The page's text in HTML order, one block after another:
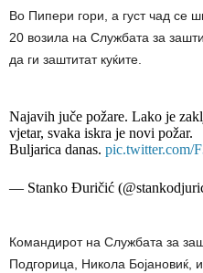
Во Пипери гори, а густ чад се
20 возила на Службата за
да ги заштитат куќите.
Najavih juče požare. Lako je
vjetar, svaka iskra je novi požar.
Buljarica danas. pic.twitter.com/
— Stanko Đuričić
Командирот на Службата за
Подгорица, Никола Бојановиќ,